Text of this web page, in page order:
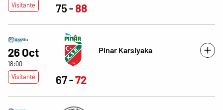
Visitante
75 88
26 Oct
18:00
Visitante
Pinar Karsiyaka
67 72